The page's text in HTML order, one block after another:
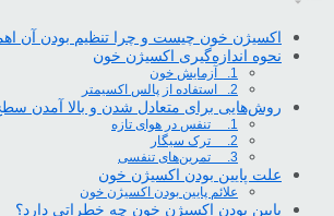
اکسیژن خون چیست و چرا تنظیم بودن آن
نحوه اندازه‌گیری اکسیژن خون
1. آزمایش خون
2. استفاده از پالس اکسیمتر
روش‌هایی برای متعادل ‌شدن و بالا‌ آمدن
1. تنفس در هوای تازه
2. ترک سیگار
3. تمرین‌های تنفسی
علت پایین بودن اکسیژن خون
علائم پایین بودن اکسیژن خون
پایین بودن اکسیژن خون چه خطراتی دارد؟